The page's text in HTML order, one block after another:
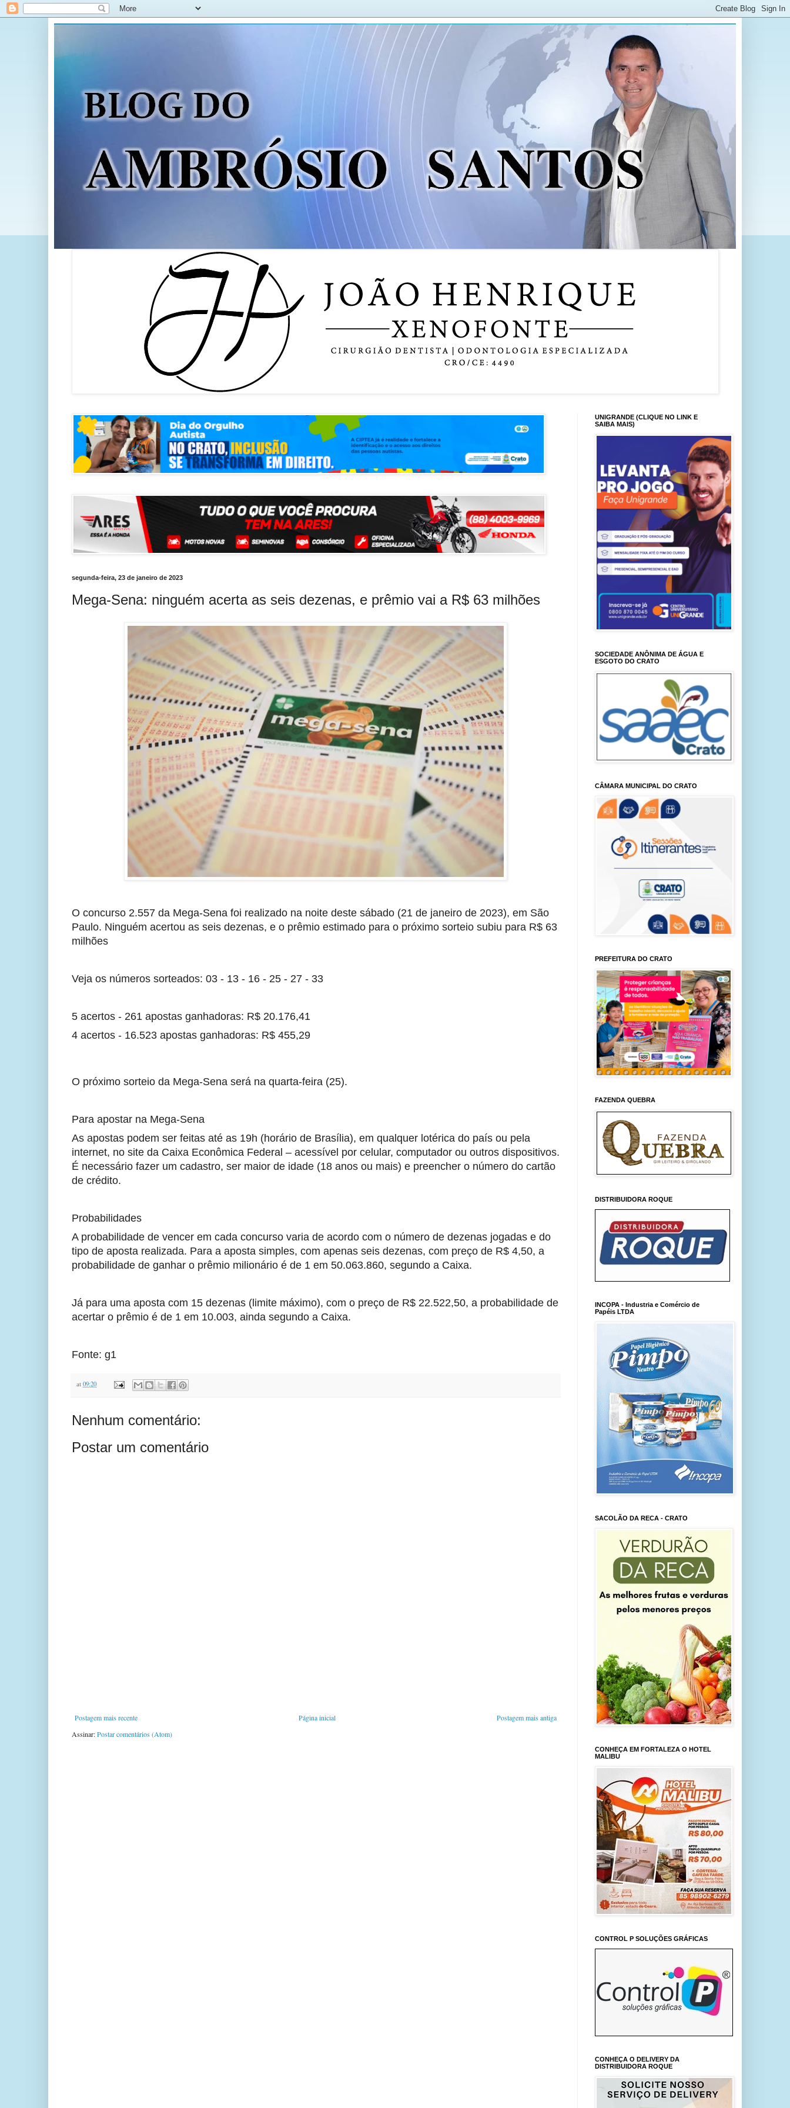
segunda-feira, 23 de janeiro de 2023
Mega-Sena: ninguém acerta as seis dezenas, e prêmio vai a R$ 63 milhões
O concurso 2.557 da Mega-Sena foi realizado na noite deste sábado (21 de janeiro de 2023), em São
Paulo. Ninguém acertou as seis dezenas, e o prêmio estimado para o próximo sorteio subiu para R$ 63
milhões
Veja os números sorteados: 03 - 13 - 16 - 25 - 27 - 33
5 acertos - 261 apostas ganhadoras: R$ 20.176,41
4 acertos - 16.523 apostas ganhadoras: R$ 455,29
O próximo sorteio da Mega-Sena será na quarta-feira (25).
Para apostar na Mega-Sena
As apostas podem ser feitas até as 19h (horário de Brasília), em qualquer lotérica do país ou pela
internet, no site da Caixa Econômica Federal – acessível por celular, computador ou outros dispositivos.
É necessário fazer um cadastro, ser maior de idade (18 anos ou mais) e preencher o número do cartão
de crédito.
Probabilidades
A probabilidade de vencer em cada concurso varia de acordo com o número de dezenas jogadas e do
tipo de aposta realizada. Para a aposta simples, com apenas seis dezenas, com preço de R$ 4,50, a
probabilidade de ganhar o prêmio milionário é de 1 em 50.063.860, segundo a Caixa.
Já para uma aposta com 15 dezenas (limite máximo), com o preço de R$ 22.522,50, a probabilidade de
acertar o prêmio é de 1 em 10.003, ainda segundo a Caixa.
Fonte: g1
at 09:20
Nenhum comentário:
Postar um comentário
Postagem mais recente Postagem mais antiga
Página inicial
Assinar:Postar comentários (Atom)
UNIGRANDE (CLIQUE NO LINK E
SAIBA MAIS)
SOCIEDADE ANÔNIMA DE ÁGUA E
ESGOTO DO CRATO
CÂMARA MUNICIPAL DO CRATO
PREFEITURA DO CRATO
FAZENDA QUEBRA
DISTRIBUIDORA ROQUE
INCOPA - Industria e Comércio de
Papéis LTDA
SACOLÃO DA RECA - CRATO
CONHEÇA EM FORTALEZA O HOTEL
MALIBU
CONTROL P SOLUÇÕES GRÁFICAS
CONHEÇA O DELIVERY DA
DISTRIBUIDORA ROQUE